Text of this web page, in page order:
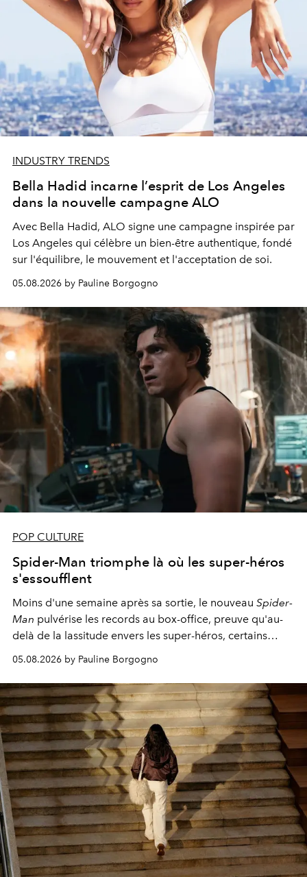
INDUSTRY TRENDS
Bella Hadid incarne l’esprit de Los Angeles
dans la nouvelle campagne ALO
Avec Bella Hadid, ALO signe une campagne inspirée par
Los Angeles qui célèbre un bien-être authentique, fondé
sur l'équilibre, le mouvement et l'acceptation de soi.
05.08.2026 by Pauline Borgogno
POP CULTURE
Spider-Man triomphe là où les super-héros
s'essoufflent
Moins d'une semaine après sa sortie, le nouveau Spider-
Man pulvérise les records au box-office, preuve qu'au-
delà de la lassitude envers les super-héros, certains
personnages continuent de susciter une ferveur intacte.
05.08.2026 by Pauline Borgogno